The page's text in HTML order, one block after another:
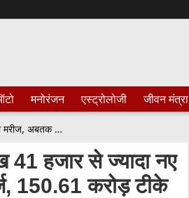
मनोरंजन एस्ट्रोलोजी जीवन मंत्रा
Corona Update : पिछले 24 घंटों में मिले 1 लाख 41 हजार से ज्यादा नए कोरोना मरीज, अबतक 3071 ओमिक्रॉन के केस दर्ज, 150.61 करोड़ टीके लगे
हजार से ज्यादा नए
150.61 करोड़ टीके